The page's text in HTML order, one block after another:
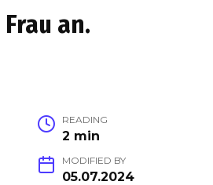
an.
READING
2 min
MODIFIED BY
05.07.2024